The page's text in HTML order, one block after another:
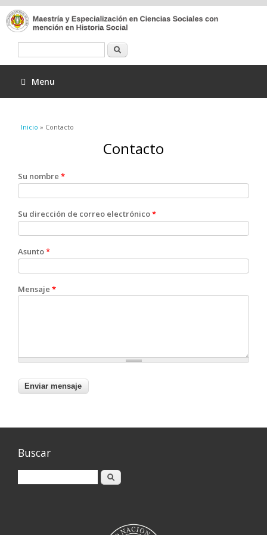
Menu
Se encuentra usted aquí
Inicio » Contacto
Contacto
Su nombre *
Su dirección de correo electrónico*
Asunto*
Mensaje *
Buscar
Buscar